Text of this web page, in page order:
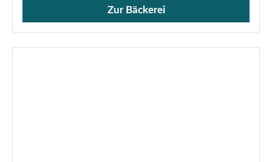
Verkauf von Brötchen,
Zur Bäckerei